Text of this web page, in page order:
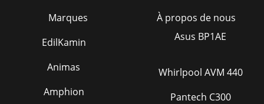
Marques
À propos de nous
EdilKamin
Animas
Amphion
Asus BP1AE
Whirlpool AVM 440
Pantech C300